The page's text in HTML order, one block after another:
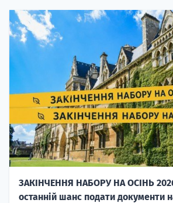
ЗАКІНЧЕННЯ НАБОРУ НА ОСІНЬ
останній шанс подати документи